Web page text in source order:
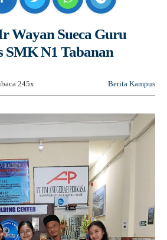
Wayan Sueca Guru
SMK N1 Tabanan
245x Berita Kampus